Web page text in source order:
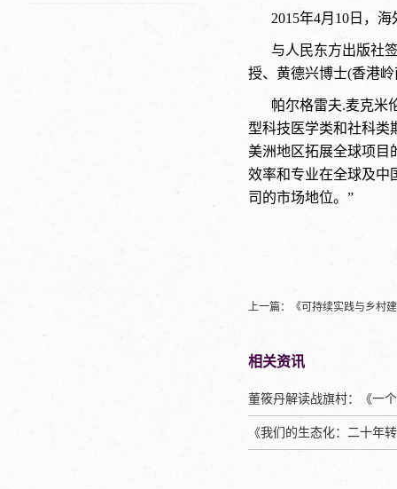
2015年4月10日，
与人民东方出版社
授、黄德兴博士(香港
帕尔格雷夫.麦克米
型科技医学类和社科类
美洲地区拓展全球项目
效率和专业在全球及中
司的市场地位。”
上一篇： 《可持续实践与乡村
相关资讯
《我们的生态化：二十年